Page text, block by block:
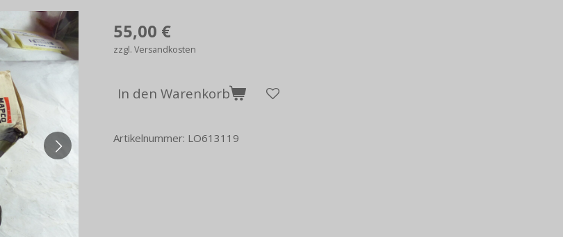
55,00 €
zzgl. Versandkosten
In den Warenkorb
Artikelnummer: LO613119